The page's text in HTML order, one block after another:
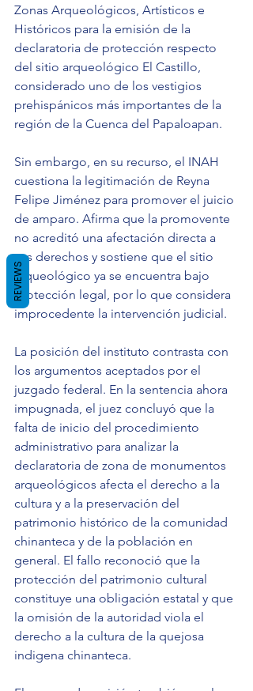
Zonas Arqueológicos, Artísticos e
Históricos para la emisión de la
declaratoria de protección respecto
del sitio arqueológico El Castillo,
considerado uno de los vestigios
prehispánicos más importantes de la
región de la Cuenca del Papaloapan.
Sin embargo, en su recurso, el INAH
cuestiona la legitimación de Reyna
Felipe Jiménez para promover el juicio
de amparo. Afirma que la promovente
no acreditó una afectación directa a
sus derechos y sostiene que el sitio
arqueológico ya se encuentra bajo
protección legal, por lo que considera
improcedente la intervención judicial.
La posición del instituto contrasta con
los argumentos aceptados por el
juzgado federal. En la sentencia ahora
impugnada, el juez concluyó que la
falta de inicio del procedimiento
administrativo para analizar la
declaratoria de zona de monumentos
arqueológicos afecta el derecho a la
cultura y a la preservación del
patrimonio histórico de la comunidad
chinanteca y de la población en
general. El fallo reconoció que la
protección del patrimonio cultural
constituye una obligación estatal y que
la omisión de la autoridad viola el
derecho a la cultura de la quejosa
indigena chinanteca.
REVIEWS